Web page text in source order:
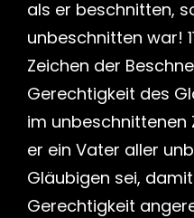
als er beschnitten,
unbeschnitten war!
Zeichen der
Gerechtigkeit des
im
er ein Vater aller
Gläubigen sei,
Gerechtigkeit